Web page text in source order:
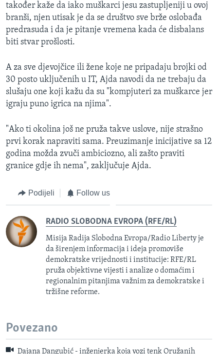
također kaže da iako muškarci jesu zastupljeniji u ovoj
branši, njen utisak je da se društvo sve brže oslobađa
predrasuda i da je pitanje vremena kada će disbalans
biti stvar prošlosti.
A za sve djevojčice ili žene koje ne pripadaju brojki od
30 posto uključenih u IT, Ajda navodi da ne trebaju da
slušaju one koji kažu da su "kompjuteri za muškarce jer
igraju puno igrica na njima".
"Ako ti okolina još ne pruža takve uslove, nije strašno
prvi korak napraviti sama. Preuzimanje inicijative sa 12
godina možda zvuči ambiciozno, ali zašto praviti
granice gdje ih nema", zaključuje Ajda.
Podijeli Follow us
RADIO SLOBODNA EVROPA (RFE/RL)
Misija Radija Slobodna Evropa/Radio Liberty je
da širenjem informacija i ideja promoviše
demokratske vrijednosti i institucije: RFE/RL
pruža objektivne vijesti i analize o domaćim i
regionalnim pitanjima važnim za demokratske i
tržišne reforme.
Povezano
Dajana Dangubić - inženjerka koja vozi tenk Oružanih